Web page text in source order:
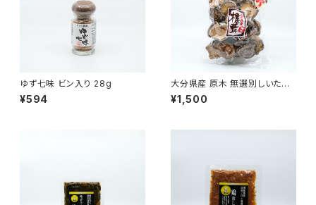
ゆず七味 ビン入り 28g
¥594
大分県産 原木 無選別しいたけ
110g
¥1,500